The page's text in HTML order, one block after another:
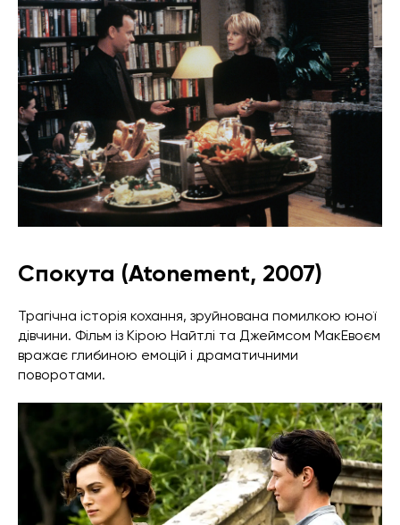
Спокута (Atonement, 2007)
Трагічна історія кохання, зруйнована помилкою юної
дівчини. Фільм із Кірою Найтлі та Джеймсом МакЕвоєм
вражає глибиною емоцій і драматичними
поворотами.